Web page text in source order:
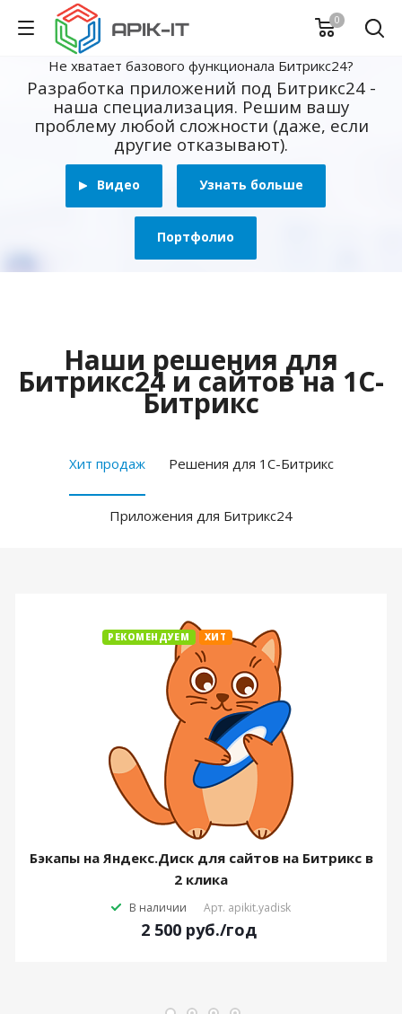
0
Не хватает базового функционала Битрикс24?
Разработка приложений под Битрикс24 -
наша специализация. Решим вашу
проблему любой сложности (даже, если
другие отказывают).
Видео Узнать больше
Портфолио
Наши решения для
Битрикс24 и сайтов на 1С-
Битрикс
Хит продаж Решения для 1С-Битрикс
Приложения для Битрикс24
РЕКОМЕНДУЕМ ХИТ
Бэкапы на Яндекс.Диск для сайтов на Битрикс в
2 клика
В наличии Арт. apikit.yadisk
2 500 руб./год